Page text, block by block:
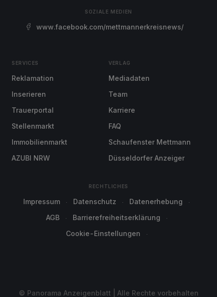
SOZIALE MEDIEN
www.facebook.com/mettmannerkreisnews/
SERVICES
Reklamation
Inserieren
Trauerportal
Stellenmarkt
Immobilienmarkt
AZUBI NRW
VERLAG
Mediadaten
Team
Karriere
FAQ
Schaufenster Mettmann
Düsseldorfer Anzeiger
RECHTLICHES
Impressum Datenschutz
Datenerhebung
AGB
Barrierefreiheitserklärung
Cookie-Einstellungen
© Panorama Anzeigenblatt | Alle Rechte vorbehalten